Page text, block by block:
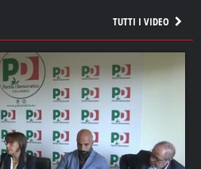
TUTTI I VIDEO